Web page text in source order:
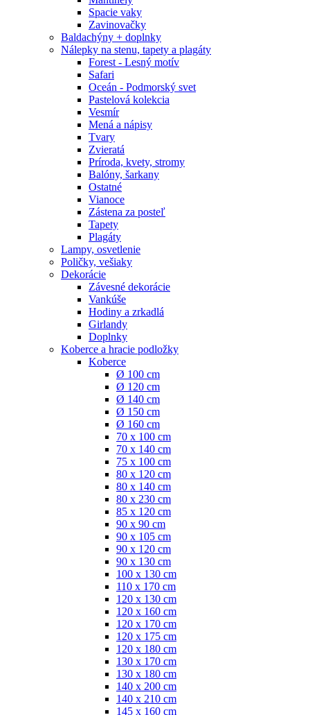
Spacie vaky
Zavinovačky
Baldachýny + doplnky
Nálepky na stenu, tapety a plagáty
Forest - Lesný motív
Safari
Oceán - Podmorský svet
Pastelová kolekcia
Vesmír
Mená a nápisy
Tvary
Zvieratá
Príroda, kvety, stromy
Balóny, šarkany
Ostatné
Vianoce
Zástena za posteľ
Tapety
Plagáty
Lampy, osvetlenie
Poličky, vešiaky
Dekorácie
Závesné dekorácie
Vankúše
Hodiny a zrkadlá
Girlandy
Doplnky
Koberce a hracie podložky
Koberce
Ø 100 cm
Ø 120 cm
Ø 140 cm
Ø 150 cm
Ø 160 cm
70 x 100 cm
70 x 140 cm
75 x 100 cm
80 x 120 cm
80 x 140 cm
80 x 230 cm
85 x 120 cm
90 x 90 cm
90 x 105 cm
90 x 120 cm
90 x 130 cm
100 x 130 cm
110 x 170 cm
120 x 130 cm
120 x 160 cm
120 x 170 cm
120 x 175 cm
120 x 180 cm
130 x 170 cm
130 x 180 cm
140 x 200 cm
140 x 210 cm
145 x 160 cm